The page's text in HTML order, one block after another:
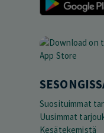
Suosituimmat
Uusimmat
Kesätekemistä